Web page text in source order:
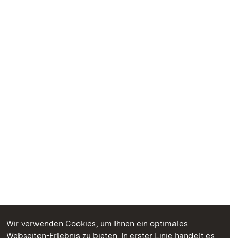
Wir verwenden Cookies, um Ihnen ein optimales
Webseiten-Erlebnis zu bieten. In erster Linie handelt es